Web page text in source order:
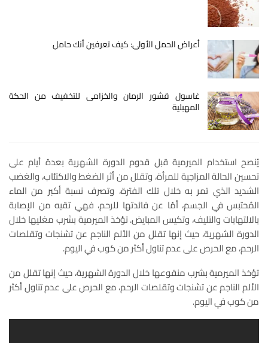
أعراض الحمل الأولى: كيف تعرفين أنك حامل
غاسول قشور الرمان والخزامى للتخفيف من الحكة
المهبلية
يُنصح استخدام الميرمية قبل قدوم الدورة الشهرية بعدة أيام على
تحسين الحالة المزاجية للمرأة، وتقلل من أثر الضغط والاكتئاب، والغضب
الشديد الذي تمر به خلال تلك الفترة، وتصرف نسبة أكبر من الماء
المُحتبس في الجسم، أمّا عن فائدتها للرحم، فهي تقيه من الإصابة
بالالتهابات والتليف، وتكيس المبايض. تؤخذ الميرمية بشرب مغليها خلال
الدورة الشهرية، حيث إنها تقلل من الألم الناجم عن تشنجات وتقلصات
الرحم، مع الحرص على عدم تناول أكثر من كوب في اليوم.
تؤخذ الميرمية بشرب منقوعها خلال الدورة الشهرية، حيث إنها تقلل من
الألم الناجم عن تشنجات وتقلصات الرحم، مع الحرص على عدم تناول أكثر
من كوب في اليوم.